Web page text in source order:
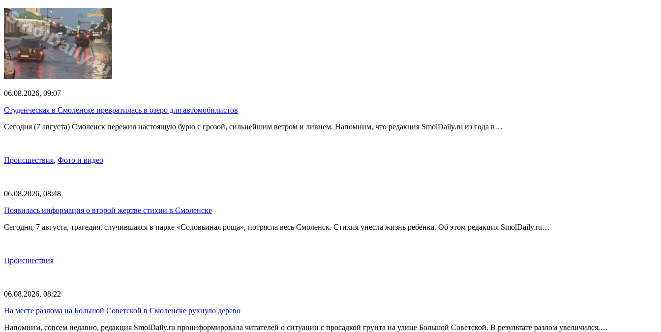
06.08.2026, 09:07
Студенческая в Смоленске превратилась в озеро для автомобилистов
Сегодня (7 августа) Смоленск пережил настоящую бурю с грозой, сильнейшим ветром и ливнем. Напомним, что редакция SmolDaily.ru из года в…
Происшествия, Фото и видео
06.08.2026, 08:48
Появилась информация о второй жертве стихии в Смоленске
Сегодня, 7 августа, трагедия, случившаяся в парке «Соловьиная роща», потрясла весь Смоленск. Стихия унесла жизнь ребенка. Об этом редакция SmolDaily.ru…
Происшествия
06.08.2026, 08:22
На месте разлома на Большой Советской в Смоленске рухнуло дерево
Напомним, совсем недавно, редакция SmolDaily.ru проинформировала читателей о ситуации с просадкой грунта на улице Большой Советской. В результате разлом увеличился,…